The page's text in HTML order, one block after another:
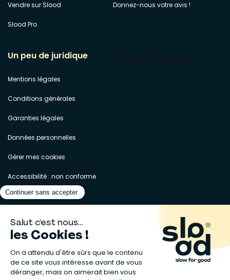
Vendre sur Slood
Slood Pro
Donnez-nous votre avis !
Un peu de juridique
Mentions légales
Conditions générales
Garanties légales
Données personnelles
Gérer mes cookies
Accessibilité : non conforme